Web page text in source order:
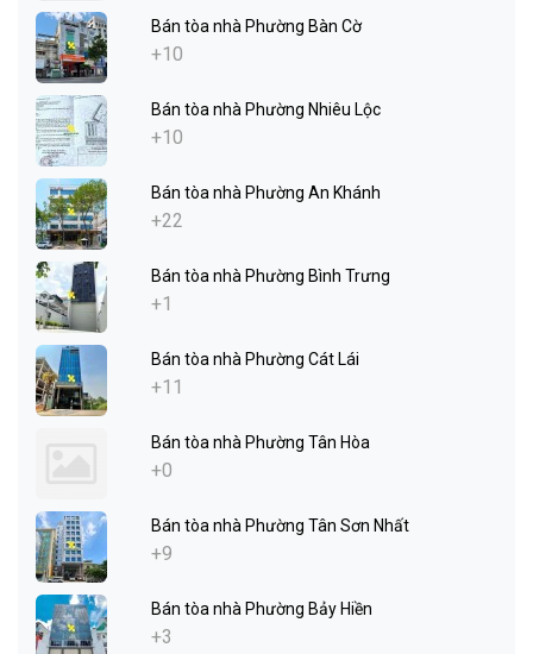
Bán tòa nhà Phường Bàn Cờ
+10
Bán tòa nhà Phường Nhiêu Lộc
+10
Bán tòa nhà Phường An Khánh
+22
Bán tòa nhà Phường Bình Trưng
+1
Bán tòa nhà Phường Cát Lái
+11
Bán tòa nhà Phường Tân Hòa
+0
Bán tòa nhà Phường Tân Sơn Nhất
+9
Bán tòa nhà Phường Bảy Hiền
+3